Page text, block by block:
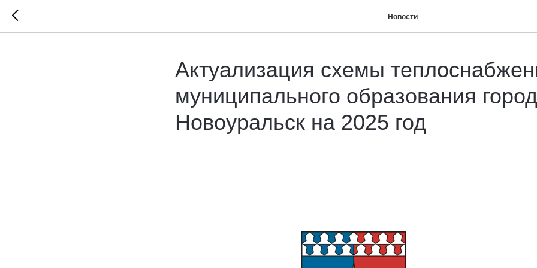
Новости
Актуализация схемы
муниципального образования город
Новоуральск на 2025 год